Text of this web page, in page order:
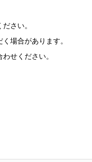
さい。
場合があります。
せください。